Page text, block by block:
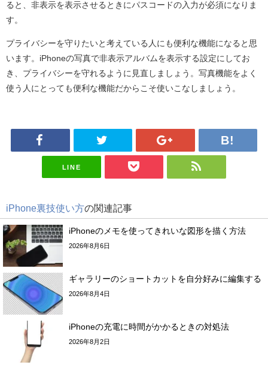
ると、非表示を表示させるときにパスコードの入力が必須になりま
す。
プライバシーを守りたいと考えている人にも便利な機能になると思
います。iPhoneの写真で非表示アルバムを表示する設定にしてお
き、プライバシーを守れるように見直しましょう。写真機能をよく
使う人にとっても便利な機能だからこそ使いこなしましょう。
LINE
iPhone裏技使い方の関連記事
iPhoneのメモを使ってきれいな図形を描く方法
2026年8月6日
ギャラリーのショートカットを自分好みに編集する
2026年8月4日
iPhoneの充電に時間がかかるときの対処法
2026年8月2日